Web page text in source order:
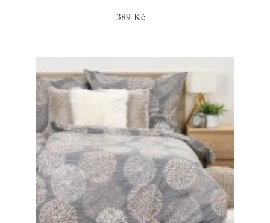
389 Kč